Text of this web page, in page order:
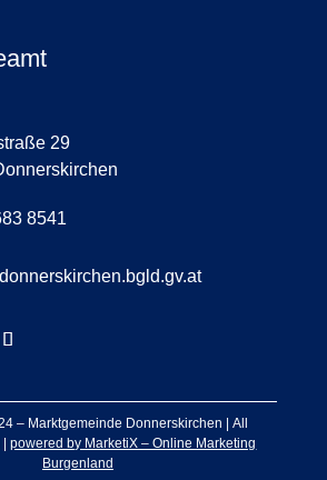
29
8541
– Marktgemeinde Donnerskirchen |All
|powered by MarketiX – Online Marketing
Burgenland